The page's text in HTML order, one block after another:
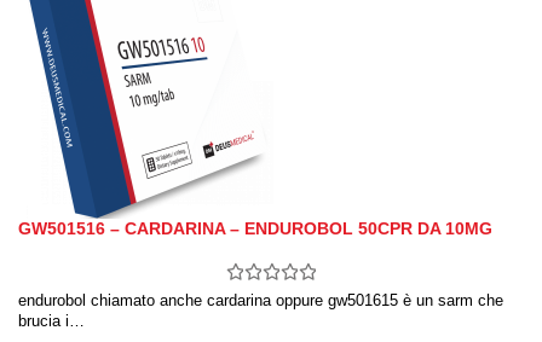
GW501516 – CARDARINA – ENDUROBOL 50CPR DA 10MG
endurobol chiamato anche cardarina oppure gw501615 è un sarm che
brucia i…